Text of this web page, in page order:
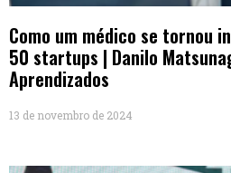
Como um médico se tornou
50 startups | Danilo
Aprendizados
13 de novembro de 2024